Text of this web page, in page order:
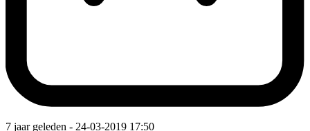
7 jaar geleden - 24-03-2019 17:50